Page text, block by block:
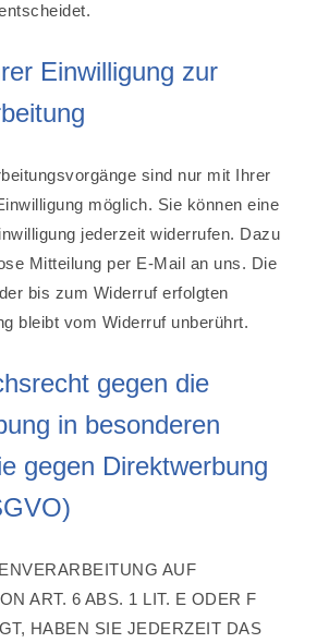
Einwilligung zur
sind nur mit Ihrer
möglich. Sie können eine
jederzeit widerrufen. Dazu
Mitteilung per E-Mail an uns. Die
bis zum Widerruf erfolgten
bleibt vom Widerruf unberührt.
gegen die
in besonderen
gegen Direktwerbung
AUF
ART. 6 ABS. 1 LIT. E ODER F
HABEN SIE JEDERZEIT DAS